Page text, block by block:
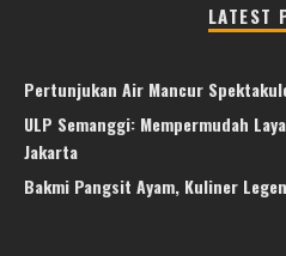
LATEST
Pertunjukan Air Mancur
ULP Semanggi: Mempermudah
Jakarta
Bakmi Pangsit Ayam, Kuliner